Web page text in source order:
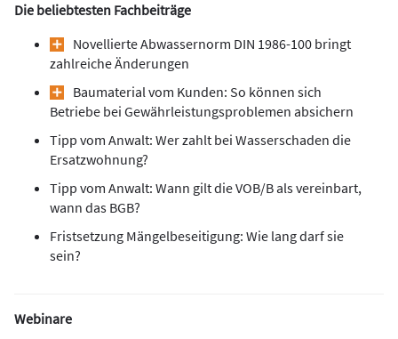
Die beliebtesten Fachbeiträge
Novellierte Abwassernorm DIN 1986-100 bringt
zahlreiche Änderungen
Baumaterial vom Kunden: So können sich
Betriebe bei Gewährleistungsproblemen absichern
Tipp vom Anwalt: Wer zahlt bei Wasserschaden die
Ersatzwohnung?
Tipp vom Anwalt: Wann gilt die VOB/B als vereinbart,
wann das BGB?
Fristsetzung Mängelbeseitigung: Wie lang darf sie
sein?
Webinare